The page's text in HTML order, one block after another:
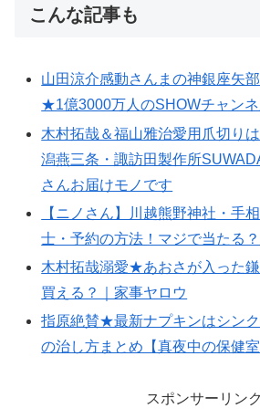
こんな記事も
山田涼介感動さんまの神銀座矢
★1億3000万人のSHOWチャン
木村拓哉＆福山雅治愛用爪切り
潟燕三条・諏訪田製作所
さんお届けモノです
【ニノさん】川越熊野神社・手
士・予約の方法！マジで当たる？
木村拓哉溺愛★あおさが入った
買える？｜家事ヤロウ
指原絶賛★最新ナプキンはシン
の治し方まとめ【真夜中の保健室
スポンサーリンク